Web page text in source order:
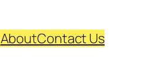
AboutContact Us